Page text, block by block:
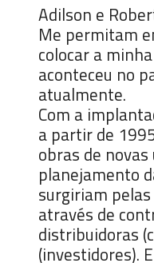
Adilson e
Me permitam
colocar a
aconteceu no
atualmente.
Com a
a partir de
obras de
planejamento
surgiriam
através de
distribuidoras
(investidores).